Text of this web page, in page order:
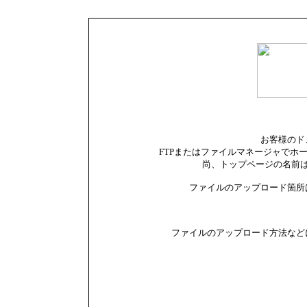
お客様の
FTPまたはファイルマネージャでホ
尚、トップページの名前
ファイルのアップロード箇
ファイルのアップロード方法な